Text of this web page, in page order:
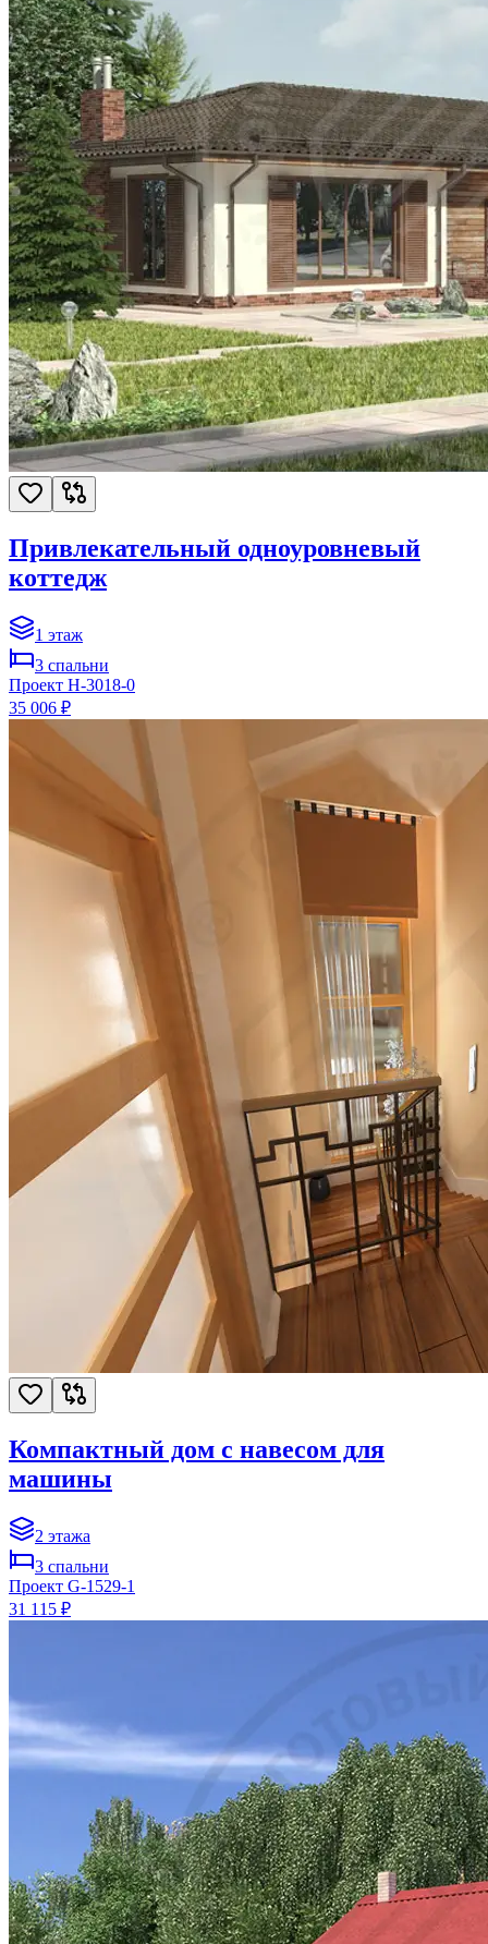
Привлекательный одноуровневый
коттедж
1 этаж
3 спальни
Проект H-3018-0
35 006 ₽
Компактный дом с навесом для
машины
2 этажа
3 спальни
Проект G-1529-1
31 115 ₽